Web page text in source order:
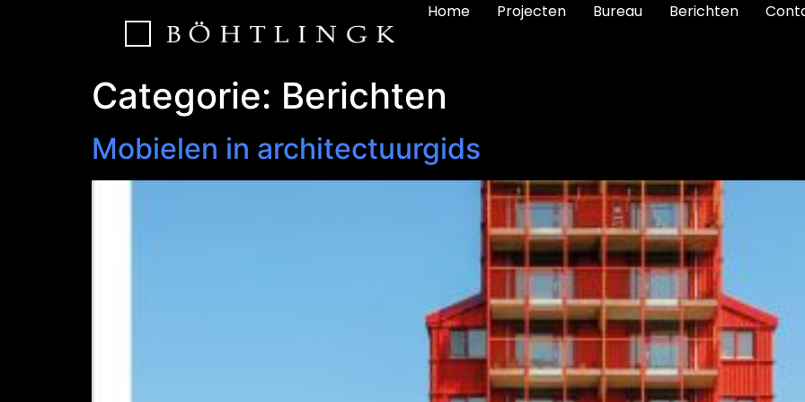
Home Projecten Bureau Berichten
Categorie: Berichten
Mobielen in architectuurgids